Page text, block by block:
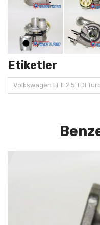
Etiketler
Volkswagen LT II 2.5 TDI